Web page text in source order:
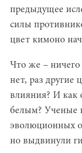
предыдущее
силы
цвет кимоно
Что же – ничего
нет, раз другие
влияния? И как
белым? Ученые
эволюционных
но выдвинули